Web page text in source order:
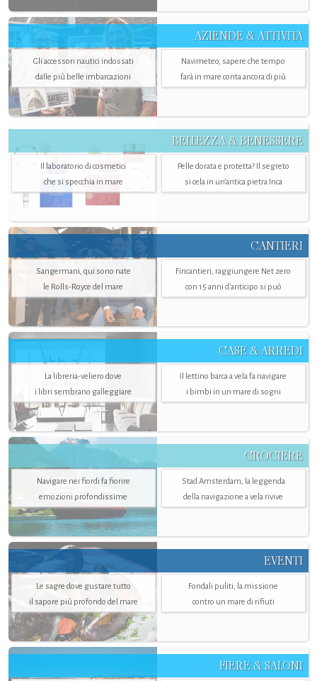
AZIENDE & ATTIVITÀ
Gli accessori nautici indossati
dalle più belle imbarcazioni
Navimeteo, sapere che tempo
farà in mare conta ancora di più
BELLEZZA & BENESSERE
Il laboratorio di cosmetici
che si specchia in mare
Pelle dorata e protetta? Il segreto
si cela in un’antica pietra Inca
CANTIERI
Sangermani, qui sono nate
le Rolls-Royce del mare
Fincantieri, raggiungere Net zero
con 15 anni d'anticipo si può
CASE & ARREDI
La libreria-veliero dove
i libri sembrano galleggiare
Il lettino barca a vela fa navigare
i bimbi in un mare di sogni
CROCIERE
Navigare nei fiordi fa fiorire
emozioni profondissime
Stad Amsterdam, la leggenda
della navigazione a vela rivive
EVENTI
Le sagre dove gustare tutto
il sapore più profondo del mare
Fondali puliti, la missione
contro un mare di rifiuti
FIERE & SALONI